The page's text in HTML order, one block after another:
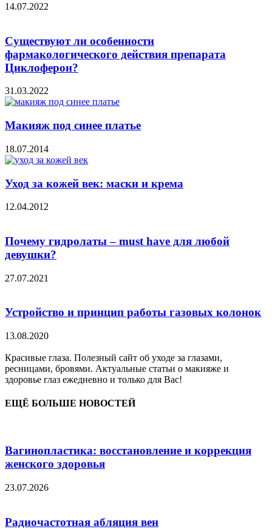
14.07.2022
Существуют ли особенности
фармакологического действия препарата
Циклоферон?
31.03.2022
Макияж под синее платье
18.07.2014
Уход за кожей век: маски и крема
12.04.2012
Почему гидролаты – must have для любой
девушки?
27.07.2021
Устройство и принцип работы газовых колонок
13.08.2020
Красивые глаза. Полезный сайт об уходе за глазами,
ресницами, бровями. Актуальные статьи о макияже и
здоровье глаз ежедневно и только для Вас!
ЕЩЁ БОЛЬШЕ НОВОСТЕЙ
Вагинопластика: восстановление и коррекция
женского здоровья
23.07.2026
Радиочастотная абляция вен